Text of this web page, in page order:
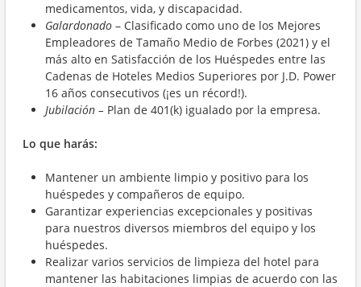
medicamentos, vida, y discapacidad.
Galardonado – Clasificado como uno de los Mejores
Empleadores de Tamaño Medio de Forbes (2021) y el
más alto en Satisfacción de los Huéspedes entre las
Cadenas de Hoteles Medios Superiores por J.D. Power
16 años consecutivos (¡es un récord!).
Jubilación – Plan de 401(k) igualado por la empresa.
Lo que harás:
Mantener un ambiente limpio y positivo para los
huéspedes y compañeros de equipo.
Garantizar experiencias excepcionales y positivas
para nuestros diversos miembros del equipo y los
huéspedes.
Realizar varios servicios de limpieza del hotel para
mantener las habitaciones limpias de acuerdo con las